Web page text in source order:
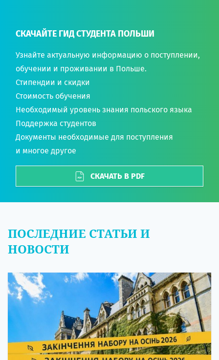
СКАЧАЙТЕ ГИД СТУДЕНТА ПОЛЬШИ
Узнайте актуальную информацию о поступлении,
обучении и проживании в Польше.
Стипендии и скидки
Стоимость обучения
Необходимый уровень знания польского языка
Поддержка студентов
Документы необходимые для поступления
и многое другое
СКАЧАТЬ В PDF
ПОСЛЕДНИЕ СТАТЬИ И
НОВОСТИ